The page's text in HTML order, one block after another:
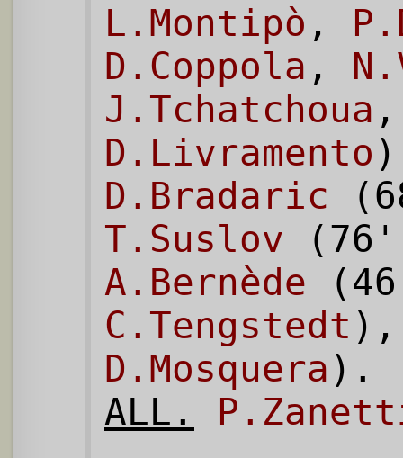
L.Montipò ,
D.Coppola ,
J.Tchatchoua
D.Livramento
D.Bradaric
T.Suslov
A.Bernède
C.Tengstedt
D.Mosquera ).
ALL.